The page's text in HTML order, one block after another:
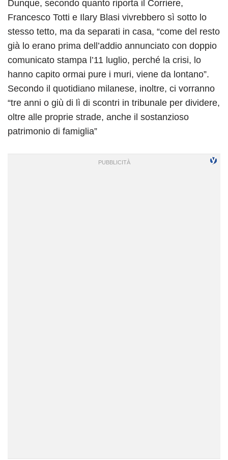
Dunque, secondo quanto riporta il Corriere,
Francesco Totti e Ilary Blasi vivrebbero sì sotto lo
stesso tetto, ma da separati in casa, “come del resto
già lo erano prima dell’addio annunciato con doppio
comunicato stampa l’11 luglio, perché la crisi, lo
hanno capito ormai pure i muri, viene da lontano”.
Secondo il quotidiano milanese, inoltre, ci vorranno
“tre anni o giù di lì di scontri in tribunale per dividere,
oltre alle proprie strade, anche il sostanzioso
patrimonio di famiglia”